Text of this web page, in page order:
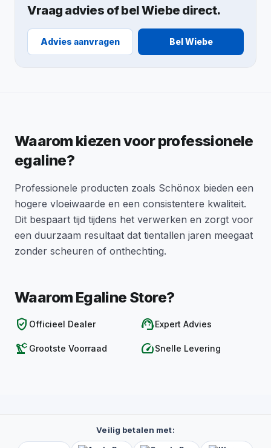
Vraag advies of bel Wiebe direct.
Advies aanvragen Bel Wiebe
Waarom kiezen voor professionele
egaline?
Professionele producten zoals Schönox bieden een
hogere vloeiwaarde en een consistentere kwaliteit.
Dit bespaart tijd tijdens het verwerken en zorgt voor
een duurzaam resultaat dat tientallen jaren meegaat
zonder scheuren of onthechting.
Waarom Egaline Store?
verified_user Officieel Dealer support_agentExpert Advies
precision_manufacturing Grootste Voorraad speedSnelle Levering
Veilig betalen met: